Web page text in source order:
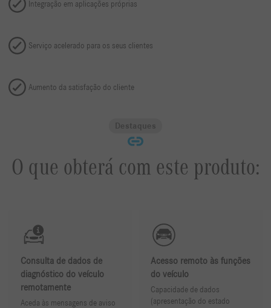
Integração em aplicações próprias
Serviço acelerado para os seus clientes
Aumento da satisfação do cliente
Destaques
O que obterá com este produto:
Consulta de dados de
diagnóstico do veículo
remotamente
Aceda às mensagens de aviso
Acesso remoto às funções
do veículo
Capacidade de dados
(apresentação do estado